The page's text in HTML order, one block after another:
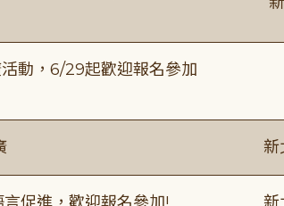
活動，6/29起歡迎報名參加
新